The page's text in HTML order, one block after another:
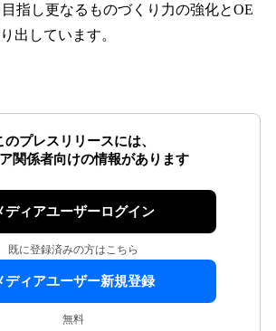
指し更なるものづくり力の強化とOE
出しています。
のプレスリリースには、
関係者向けの情報があります
ディアユーザーログイン
既に登録済みの方はこちら
ディアユーザー新規登録
無料